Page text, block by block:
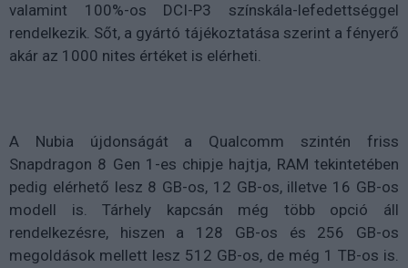
valamint 100%-os DCI-P3 színskála-lefedettséggel
rendelkezik. Sőt, a gyártó tájékoztatása szerint a fényerő
akár az 1000 nites értéket is elérheti.
A Nubia újdonságát a Qualcomm szintén friss
Snapdragon 8 Gen 1-es chipje hajtja, RAM tekintetében
pedig elérhető lesz 8 GB-os, 12 GB-os, illetve 16 GB-os
modell is. Tárhely kapcsán még több opció áll
rendelkezésre, hiszen a 128 GB-os és 256 GB-os
megoldások mellett lesz 512 GB-os, de még 1 TB-os is.